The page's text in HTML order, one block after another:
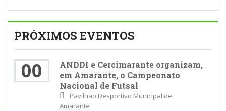
PRÓXIMOS EVENTOS
00
ANDDI e Cercimarante organizam,
em Amarante, o Campeonato
Nacional de Futsal
Pavilhão Desportivo Municipal de
Amarante